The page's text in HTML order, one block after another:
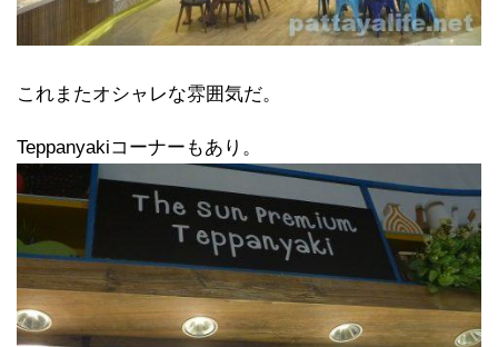
これまたオシャレな雰囲気だ。
Teppanyakiコーナーもあり。